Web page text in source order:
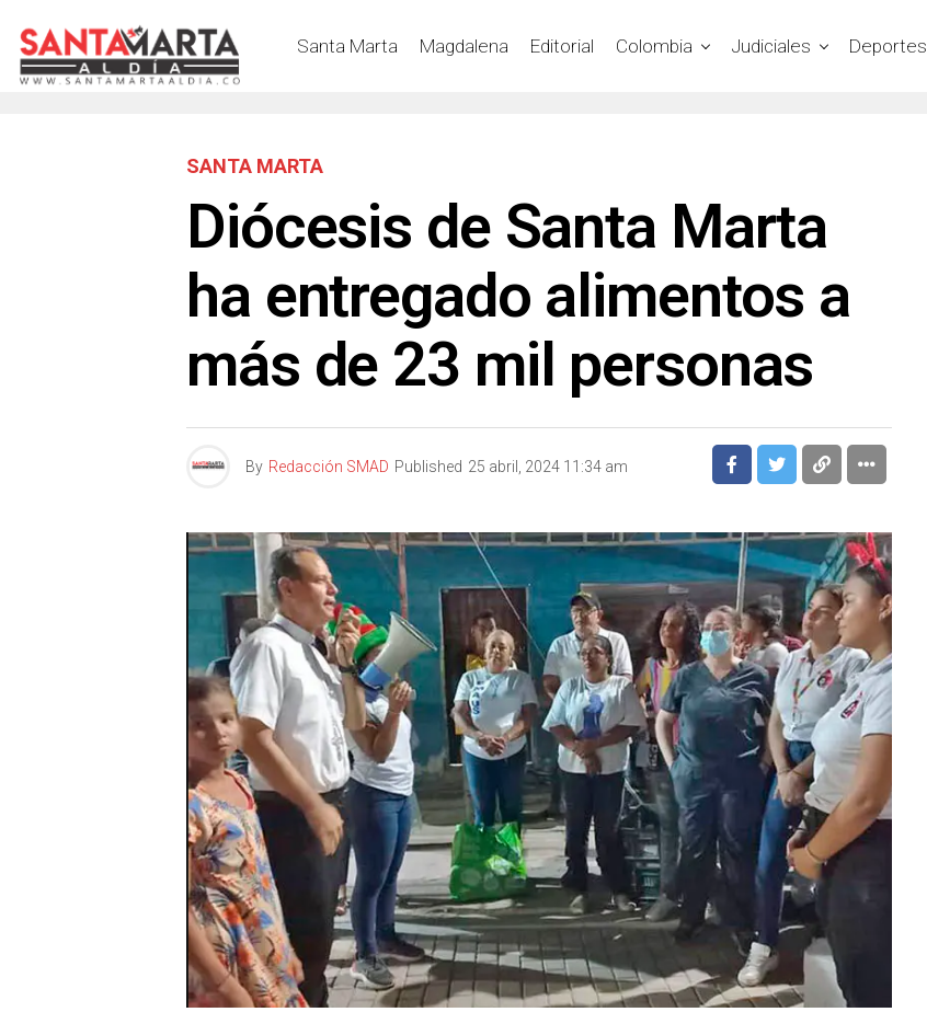
Santa Marta Magdalena Editorial Colombia Judiciales Deportes
SANTA MARTA
Diócesis de Santa Marta
ha entregado alimentos a
más de 23 mil personas
By Redacción SMAD Published 25 abril, 2024 11:34 am